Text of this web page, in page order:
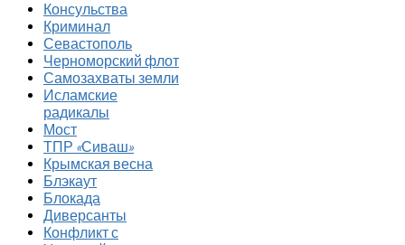
Консульства
Криминал
Севастополь
Черноморский флот
Самозахваты земли
Исламские
радикалы
Мост
ТПР «Сиваш»
Крымская весна
Блэкаут
Блокада
Диверсанты
Конфликт с